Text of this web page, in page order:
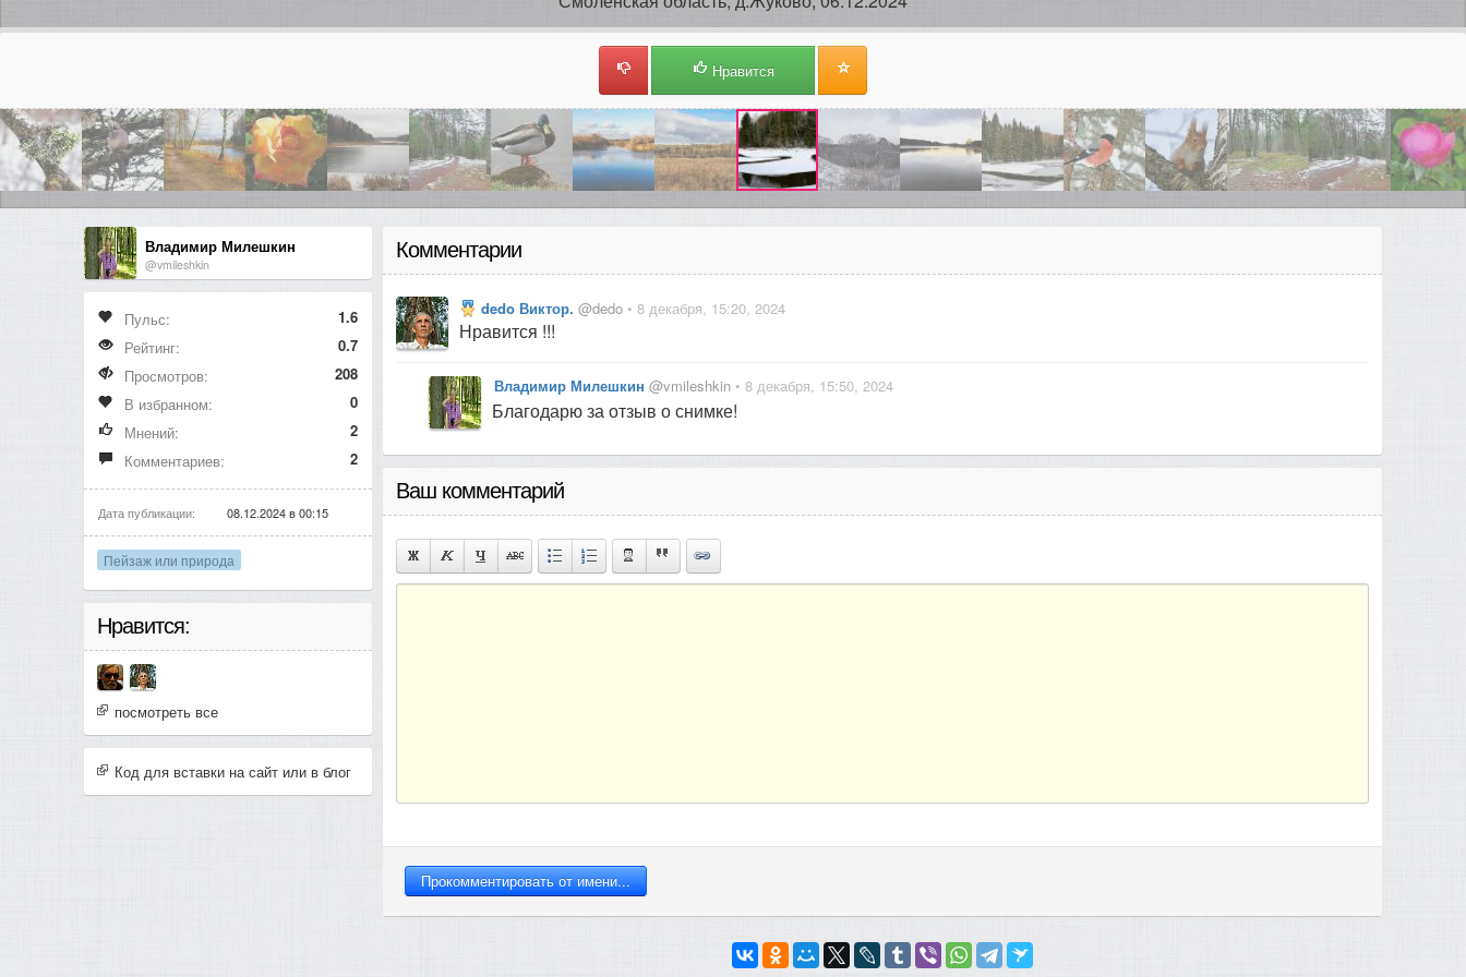
Нравится
Владимир Милешкин
@vmileshkin
Пульс:
1.6
Рейтинг:
0.7
Просмотров:
208
В избранном:
0
Мнений:
2
Комментариев:
2
Дата публикации: 08.12.2024 в 00:15
Пейзаж или природа
Нравится:
посмотреть все
Код для вставки на сайт или в блог
Комментарии
dedo Виктор. @dedo • 8 декабря, 15:20, 2024
Нравится !!!
Владимир Милешкин @vmileshkin • 8 декабря, 15:50, 2024
Благодарю за отзыв о снимке!
Ваш комментарий